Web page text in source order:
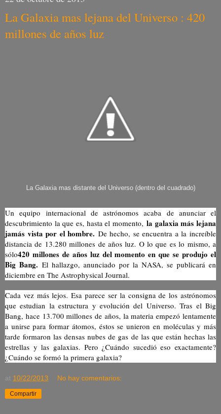
La Galaxia mas lejana del Universo : 420
millones de años luz
La Galaxia mas distante del Universo (dentro del cuadrado)
Un equipo internacional de astrónomos acaba de anunciar el
descubrimiento la que es, hasta el momento, la galaxia más lejana
jamás vista por el hombre. De hecho, se encuentra a la increíble
distancia de 13.280 millones de años luz. O lo que es lo mismo, a
sólo420 millones de años luz del momento en que se produjo el
Big Bang. El hallazgo, anunciado por la NASA, se publicará en
diciembre en The Astrophysical Journal.
Cada vez más lejos. Esa parece ser la consigna de los astrónomos
que estudian la estructura y evolución del Universo. Tras el Big
Bang, hace 13.700 millones de años, la materia empezó lentamente
a unirse para formar átomos, éstos se unieron en moléculas y más
tarde formaron las densas nubes de gas de las que están hechas las
estrellas y las galaxias. Pero ¿Cuándo sucedió eso exactamente?
¿Cuándo se formó la primera galaxia?
at 10/22/2013 No hay comentarios:
Compartir